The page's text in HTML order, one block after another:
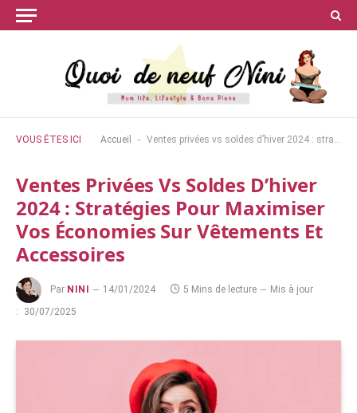
VOUS ÊTES ICI Accueil - Ventes privées vs soldes d’hiver 2024 : stratégies pour maximiser vos économies sur vêtements et accessoires
Ventes Privées Vs Soldes D’hiver
2024 : Stratégies Pour Maximiser
Vos Économies Sur Vêtements Et
Accessoires
Par NINI 14/01/2024 5 Mins de lecture
Mis à jour
:
30/07/2025